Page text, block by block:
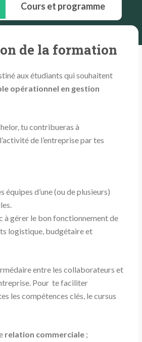
Cours et programme
de la formation
aux étudiants qui souhaitent
opérationnel en gestion
tu contribueras à
de l’entreprise par tes
équipes d’une (ou de plusieurs)
à gérer le bon fonctionnement de
logistique, budgétaire et
entre les collaborateurs et
Pour te faciliter
les compétences clés, le cursus
relation commerciale ;